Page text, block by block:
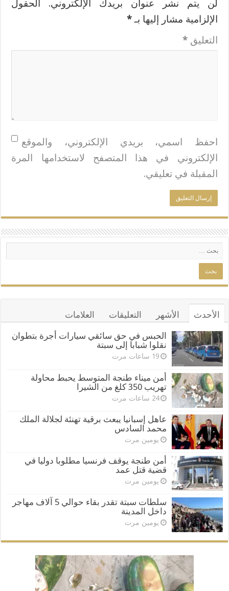
لن يتم نشر عنوان بريدك الإلكتروني.
الحقول
الإلزامية مشار إليها بـ*
التعليق*
احفظ اسمي، بريدي الإلكتروني، والموقع
الإلكتروني في هذا المتصفح لاستخدامها المرة
المقبلة في تعليقي.
الأحدث الأشهر التعليقات العلامات
الحبس في حق سائقي سيارات أجرة بتطوان
نقلوا شبابا إلى سبتة
19 ساعات مرت
أمن ميناء طنجة المتوسط يحبط محاولة
تهريب 350 كلغ من الشيرا
24 ساعات مرت
عاهل إسبانيا يبعث برقية تهنئة لجلالة الملك
محمد السادس
يومين مرت
أمن طنجة يوقف فرنسيا مطلوبا دوليا في
قضية قتل عمد
يومين مرت
سلطات سبتة تقدر بقاء حوالي 5 آلاف مهاجر
داخل المدينة
يومين مرت